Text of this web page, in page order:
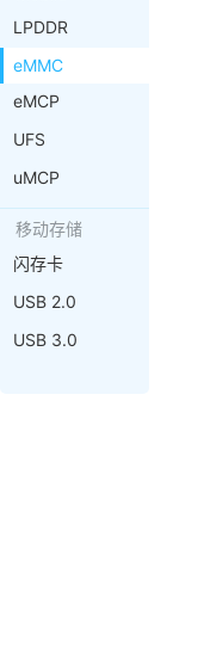
LPDDR
eMMC
eMCP
UFS
uMCP
移动存储
闪存卡
USB 2.0
USB 3.0